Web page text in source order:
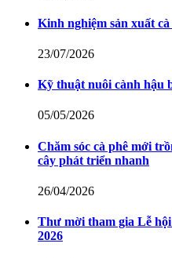
Kinh nghiệm sản xuất
23/07/2026
Kỹ thuật nuôi cành hậu
05/05/2026
Chăm sóc cà phê mới
cây phát triển nhanh
26/04/2026
Thư mời tham gia Lễ
2026